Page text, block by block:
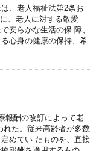
、老人福祉法第2条お
、老人に対する敬愛
安らかな生活の保 障、
心身の健康の保持、希
報酬の改訂によって老
れた。従来高齢者が多数
めてい たものを、直接